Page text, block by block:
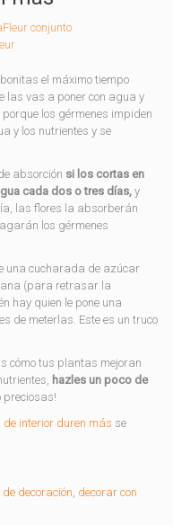
el máximo tiempo
las vas a poner con agua y
porque los gérmenes impiden
y los nutrientes y se
absorción si los cortas en
cada dos o tres días, y
las flores la absorberán
los gérmenes
una cucharada de azúcar
(para retrasar la
hay quien le pone una
de meterlas. Este es un truco
cómo tus plantas mejoran
hazles un poco de
preciosas!
interior duren más se
decoración, decorar con